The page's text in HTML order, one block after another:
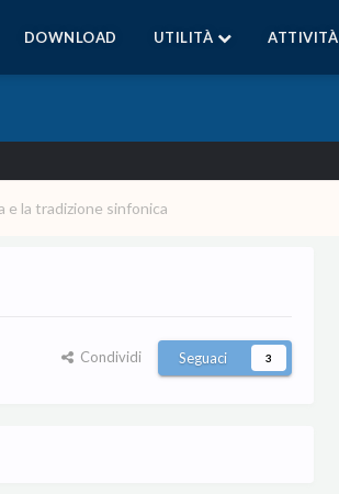
DOWNLOAD UTILITÀ ATTIVITÀ
e la tradizione sinfonica
Condividi Seguaci 3